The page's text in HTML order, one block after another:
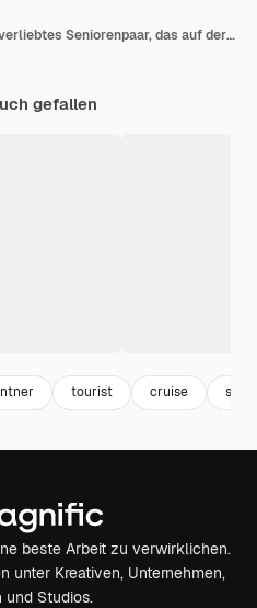
Schönes und glückliches verliebtes Seniorenpaar, das auf der Seite des Segelboot- oder Yachtdecks sitzt
gefallen
tourist cruise
beste Arbeit zu verwirklichen.
unter Kreativen, Unternehmen,
und Studios.